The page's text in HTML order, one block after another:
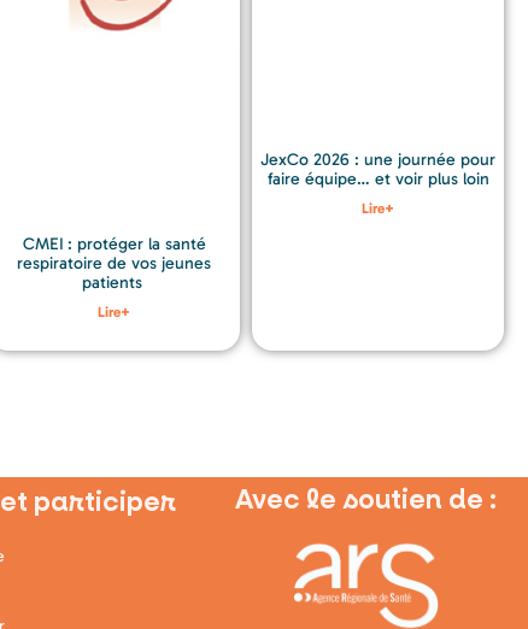
CMEI : protéger la santé
respiratoire de vos jeunes
patients
Lire+
JexCo 2026 : une journée pour
faire équipe… et voir plus loin
Lire+
participer Avec le soutien de :